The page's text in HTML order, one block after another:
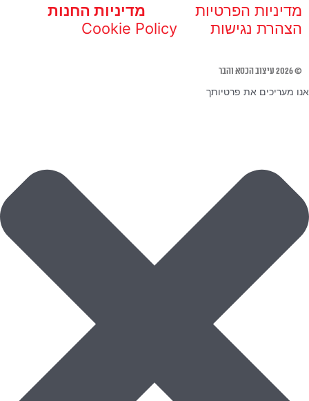
מדיניות הפרטיות
מדיניות החנות
הצהרת נגישות
Cookie Policy
© 2026 עיצוב הכסא והבר
אנו מעריכים את פרטיותך